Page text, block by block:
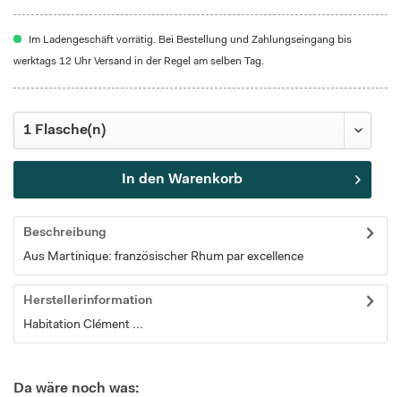
Im Ladengeschäft vorrätig. Bei Bestellung und Zahlungseingang bis
werktags 12 Uhr Versand in der Regel am selben Tag.
In den Warenkorb
Beschreibung
Aus Martinique: französischer Rhum par excellence
Herstellerinformation
Habitation Clément ...
Da wäre noch was: